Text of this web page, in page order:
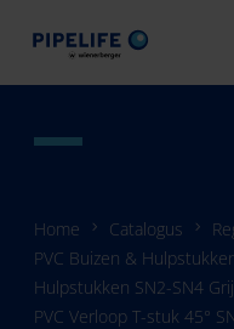
Home Catalogus
PVC Buizen &
Hulpstukken SN2-SN4
PVC Verloop T-stuk 45°